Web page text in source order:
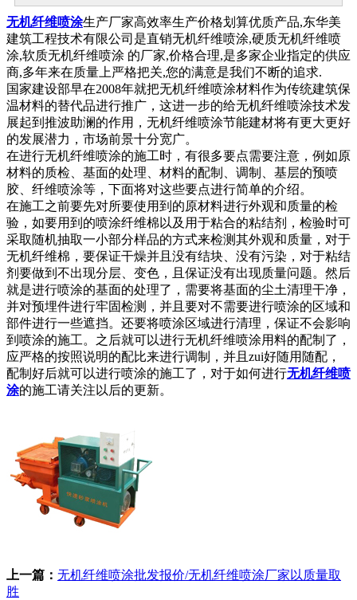
无机纤维喷涂生产厂家高效率生产价格划算优质产品,东华美
建筑工程技术有限公司是直销无机纤维喷涂,硬质无机纤维喷
涂,软质无机纤维喷涂 的厂家,价格合理,是多家企业指定的供应
商,多年来在质量上严格把关,您的满意是我们不断的追求.
国家建设部早在2008年就把无机纤维喷涂材料作为传统建筑保
温材料的替代品进行推广，这进一步的给无机纤维喷涂技术发
展起到推波助澜的作用，无机纤维喷涂节能建材将有更大更好
的发展潜力，市场前景十分宽广。
在进行无机纤维喷涂的施工时，有很多要点需要注意，例如原
材料的质检、基面的处理、材料的配制、调制、基层的预喷
胶、纤维喷涂等，下面将对这些要点进行简单的介绍。
在施工之前要先对所要使用到的原材料进行外观和质量的检
验，如要用到的喷涂纤维棉以及用于粘合的粘结剂，检验时可
采取随机抽取一小部分样品的方式来检测其外观和质量，对于
无机纤维棉，要保证干燥并且没有结块、没有污染，对于粘结
剂要做到不出现分层、变色，且保证没有出现质量问题。然后
就是进行喷涂的基面的处理了，需要将基面的尘土清理干净，
并对预埋件进行牢固检测，并且要对不需要进行喷涂的区域和
部件进行一些遮挡。还要将喷涂区域进行清理，保证不会影响
到喷涂的施工。之后就可以进行无机纤维喷涂用料的配制了，
应严格的按照说明的配比来进行调制，并且zui好随用随配，
配制好后就可以进行喷涂的施工了，对于如何进行无机纤维喷
涂的施工请关注以后的更新。
上一篇： 无机纤维喷涂批发报价/无机纤维喷涂厂家以质量取
胜